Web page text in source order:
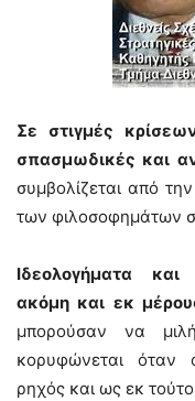
Σε στιγμές
σπασμωδικές και
συμβολίζεται από
των φιλοσοφημάτων
Ιδεολογήματα
ακόμη και εκ
μπορούσαν να
κορυφώνεται όταν
ρηχός και ως εκ